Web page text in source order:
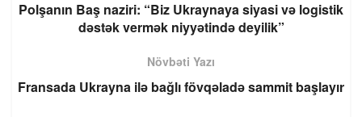
Polşanın Baş naziri: “Biz Ukraynaya siyasi və logistik
dəstək vermək niyyətində deyilik”
Növbəti Yazı
Fransada Ukrayna ilə bağlı fövqəladə sammit başlayır